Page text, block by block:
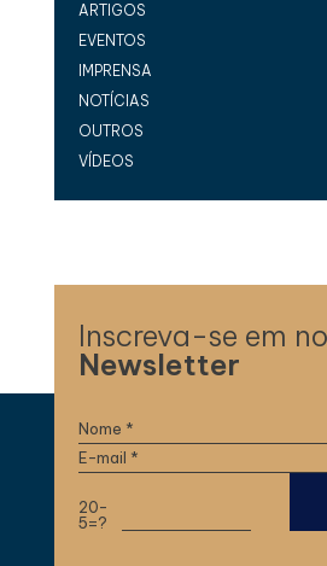
ARTIGOS
EVENTOS
IMPRENSA
NOTÍCIAS
OUTROS
VÍDEOS
Inscreva-se em
Newsletter
20-
5=?